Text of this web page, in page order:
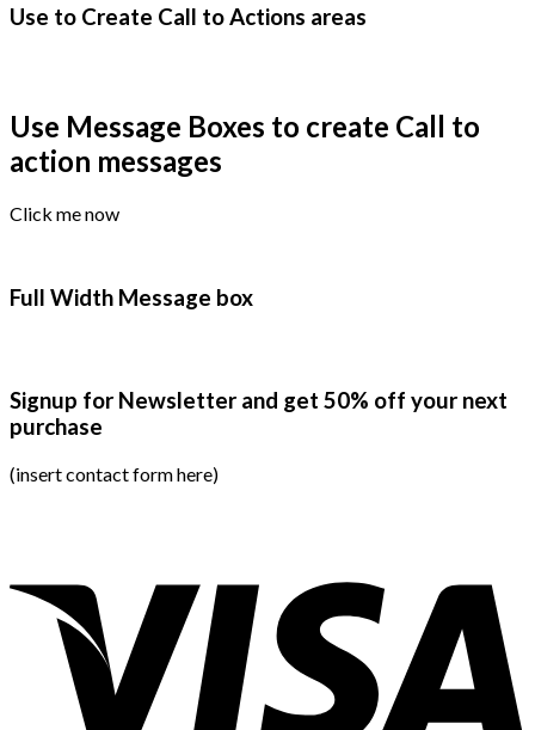
Use to Create Call to Actions areas
Use Message Boxes to create Call to
action messages
Click me now
Full Width Message box
Signup for Newsletter and get 50% off your next
purchase
(insert contact form here)